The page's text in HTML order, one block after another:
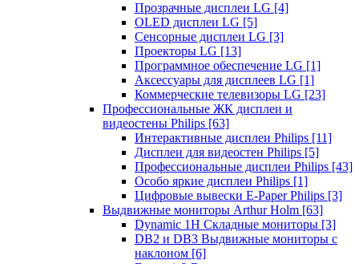
Прозрачные дисплеи LG [4]
OLED дисплеи LG [5]
Сенсорные дисплеи LG [3]
Проекторы LG [13]
Программное обеспечение LG [1]
Аксессуары для дисплеев LG [1]
Коммерческие телевизоры LG [23]
Профессиональные ЖК дисплеи и
видеостены Philips [63]
Интерактивные дисплеи Philips [11]
Дисплеи для видеостен Philips [5]
Профессиональные дисплеи Philips [43]
Особо яркие дисплеи Philips [1]
Цифровые вывески E-Paper Philips [3]
Выдвижные мониторы Arthur Holm [63]
Dynamic 1Н Складные мониторы [3]
DB2 и DB3 Выдвижные мониторы с
наклоном [6]